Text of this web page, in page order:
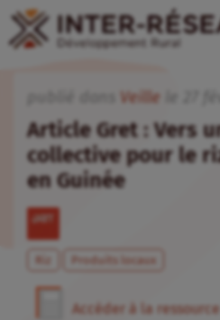
Veille
Article Gret : Vers
collective pour le
en Guinée
Produits locaux
Accéder à la ressource